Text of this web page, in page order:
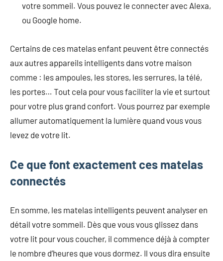
votre sommeil. Vous pouvez le connecter avec Alexa,
ou Google home.
Certains de ces matelas enfant peuvent être connectés
aux autres appareils intelligents dans votre maison
comme : les ampoules, les stores, les serrures, la télé,
les portes… Tout cela pour vous faciliter la vie et surtout
pour votre plus grand confort. Vous pourrez par exemple
allumer automatiquement la lumière quand vous vous
levez de votre lit.
Ce que font exactement ces matelas
connectés
En somme, les matelas intelligents peuvent analyser en
détail votre sommeil. Dès que vous vous glissez dans
votre lit pour vous coucher, il commence déjà à compter
le nombre d’heures que vous dormez. Il vous dira ensuite